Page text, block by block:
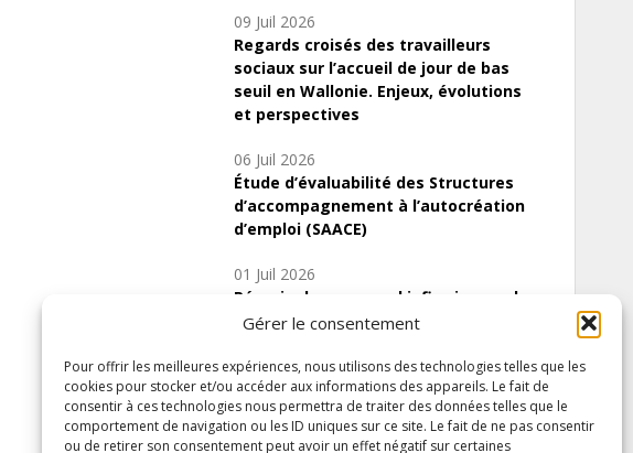
Gérer le consentement
Pour offrir les meilleures expériences, nous utilisons des technologies telles que les
cookies pour stocker et/ou accéder aux informations des appareils. Le fait de
consentir à ces technologies nous permettra de traiter des données telles que le
comportement de navigation ou les ID uniques sur ce site. Le fait de ne pas consentir
ou de retirer son consentement peut avoir un effet négatif sur certaines
09 Juil 2026
Regards croisés des travailleurs
sociaux sur l’accueil de jour de bas
seuil en Wallonie. Enjeux, évolutions
et perspectives
06 Juil 2026
Étude d’évaluabilité des Structures
d’accompagnement à l’autocréation
d’emploi (SAACE)
01 Juil 2026
Pénurie du personnel infirmier :quels
indicateurs d’offre de soins pour
Inscrivez-vous à notre newsletter